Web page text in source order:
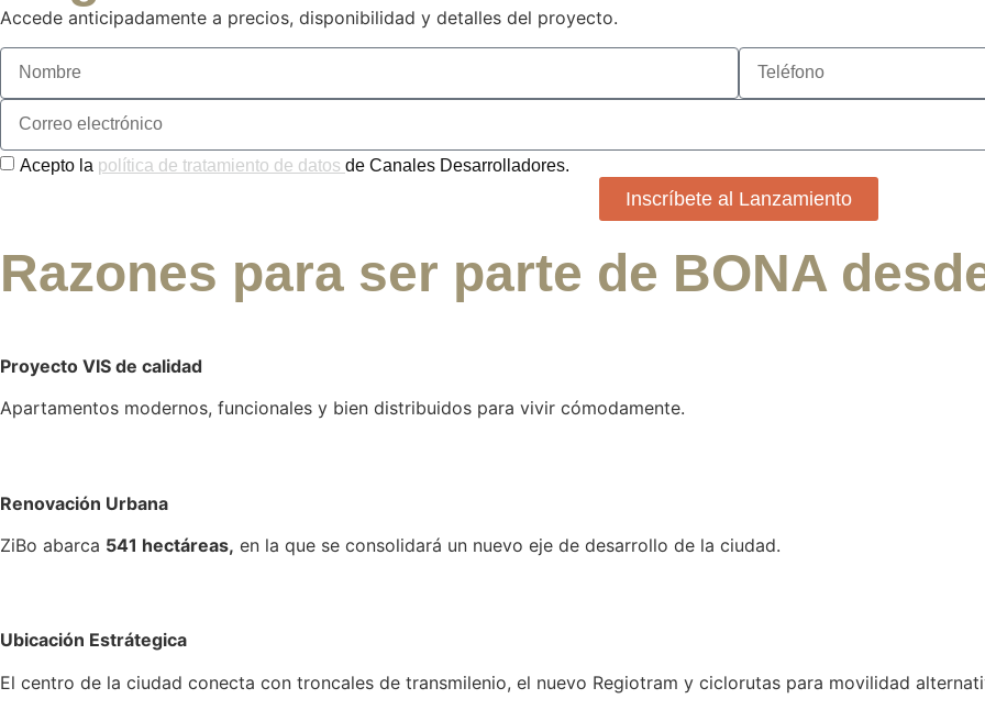
Accede anticipadamente a precios, disponibilidad y detalles del proyecto.
Acepto la política de tratamiento de datos de Canales Desarrolladores.
Inscríbete al Lanzamiento
Razones para ser parte de BONA
Proyecto VIS de calidad
Apartamentos modernos, funcionales y bien distribuidos para vivir cómodamente.
Renovación Urbana
ZiBo abarca 541 hectáreas, en la que se consolidará un nuevo eje de desarrollo de la ciudad.
Ubicación Estrátegica
El centro de la ciudad conecta con troncales de transmilenio, el nuevo Regiotram y ciclorutas para movilidad